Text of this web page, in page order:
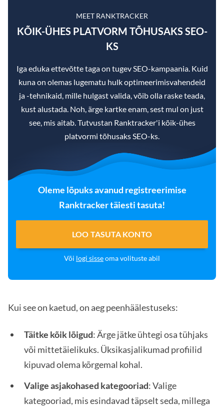
MEET RANKTRACKER
KÕIK-ÜHES PLATVORM TÕHUSAKS SEO-
KS
Iga eduka ettevõtte taga on tugev SEO-kampaania. Kuid
kuna on olemas lugematu hulk optimeerimisvahendeid
ja -tehnikaid, mille hulgast valida, võib olla raske teada,
kust alustada. Noh, ärge kartke enam, sest mul on just
see, mis aitab. Tutvustan Ranktracker'i kõik-ühes
platvormi tõhusaks SEO-ks.
Oleme lõpuks avanud registreerimise
Ranktracker täiesti tasuta!
LOO TASUTA KONTO
Või logi sisseoma volituste abil
Kui see on kaetud, on aeg peenhäälestuseks:
Täitke kõik lõigud: Ärge jätke ühtegi osa tühjaks
või mittetäielikuks. Üksikasjalikumad profiilid
kipuvad olema kõrgemal kohal.
Valige asjakohased kategooriad: Valige
kategooriad, mis esindavad täpselt seda, millega